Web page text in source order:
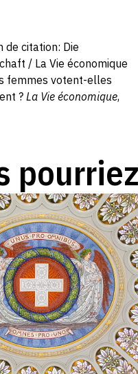
de citation: Die
/ La Vie économique
femmes votent-elles
? La Vie économique,